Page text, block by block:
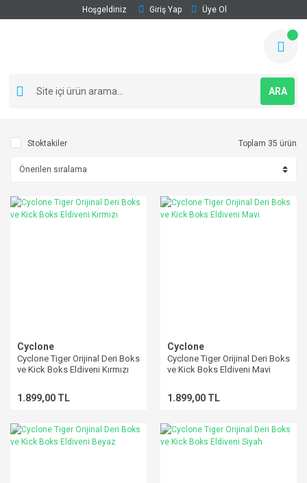
Hoşgeldiniz Giriş Yap Üye Ol
ARA
Stoktakiler Toplam 35 ürün
Cyclone
Cyclone Tiger Orijinal Deri Boks
ve Kick Boks Eldiveni Kırmızı
1.899,00 TL
Cyclone
Cyclone Tiger Orijinal Deri Boks
ve Kick Boks Eldiveni Mavi
1.899,00 TL